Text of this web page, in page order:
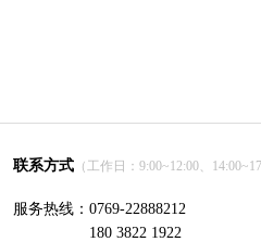
联系方式 （工作日：9:00~12:00、
服务热线：0769-22888212
180 3822 1922